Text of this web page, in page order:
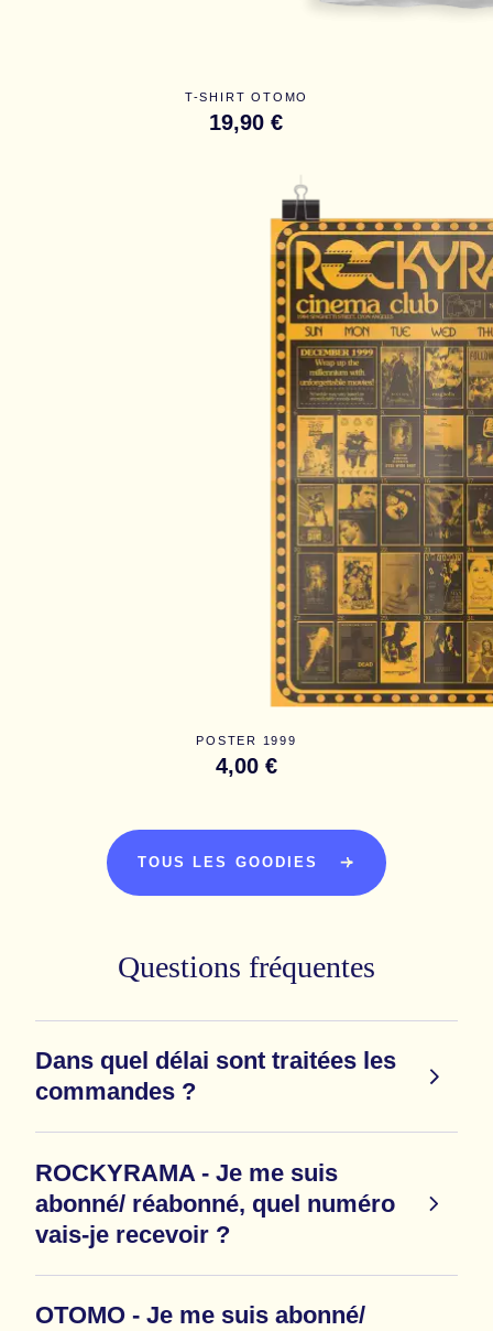
T-SHIRT OTOMO
19,90 €
POSTER 1999
4,00 €
TOUS LES GOODIES
Questions fréquentes
Dans quel délai sont traitées les
commandes ?
ROCKYRAMA - Je me suis
abonné/ réabonné, quel numéro
vais-je recevoir ?
OTOMO - Je me suis abonné/